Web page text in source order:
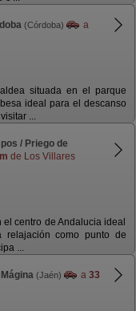
(Córdoba)
a
situada en el parque
ideal para el descanso
...
/ Priego de
de Los Villares
centro de Andalucia ideal
como punto de
...
(Jaén) a 33